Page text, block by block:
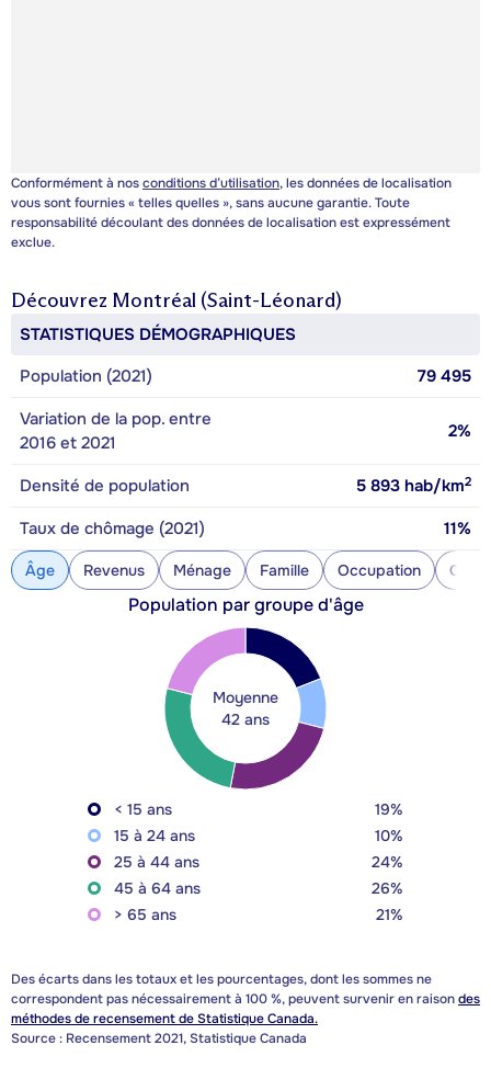
Conformément à nosconditions d’utilisation, les données de localisation
vous sont fournies « telles quelles », sans aucune garantie. Toute
responsabilité découlant des données de localisation est expressément
exclue.
Découvrez Montréal (Saint-Léonard)
STATISTIQUES DÉMOGRAPHIQUES
Population (2021)
79 495
Variation de la pop. entre
2016 et 2021
2%
Densité de population 5 893 hab/km2
Taux de chômage (2021) 11%
Âge Revenus Ménage Famille Occupation
Population par groupe d'âge
Moyenne
42 ans
< 15 ans
19%
15 à 24 ans
10%
25 à 44 ans
24%
45 à 64 ans
26%
> 65 ans
21%
Des écarts dans les totaux et les pourcentages, dont les sommes ne
correspondent pas nécessairement à 100 %, peuvent survenir en raisondes
méthodes de recensement de Statistique Canada.
Source : Recensement 2021, Statistique Canada